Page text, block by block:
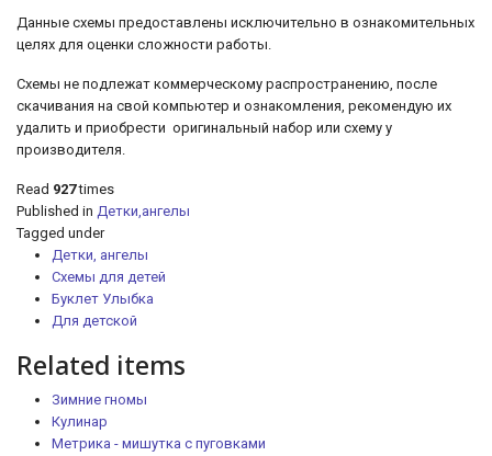
Данные схемы предоставлены исключительно в ознакомительных
целях для оценки сложности работы.
Схемы не подлежат коммерческому распространению, после
скачивания на свой компьютер и ознакомления, рекомендую их
удалить и приобрести оригинальный набор или схему у
производителя.
Read 927times
Published in Детки,ангелы
Tagged under
Детки, ангелы
Схемы для детей
Буклет Улыбка
Для детской
Related items
Зимние гномы
Кулинар
Метрика - мишутка с пуговками